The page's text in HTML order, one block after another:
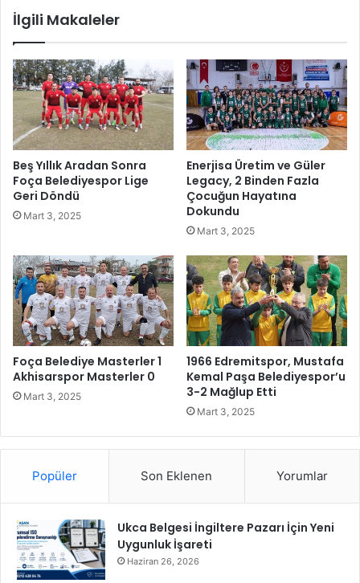
u
n
v
E
k
i
n
B
r
l
i
l
e
K
u
t
l
a
c
P
r
j
e
e
r
G
z
D
o
l
d
u
r
u
y
İlgili Makaleler
Beş Yıllık Aradan Sonra
Foça Belediyespor Lige
Geri Döndü
Mart 3, 2025
Enerjisa Üretim ve Güler
Legacy, 2 Binden Fazla
Çocuğun Hayatına
Dokundu
Mart 3, 2025
Foça Belediye Masterler 1
Akhisarspor Masterler 0
Mart 3, 2025
1966 Edremitspor, Mustafa
Kemal Paşa Belediyespor’u
3-2 Mağlup Etti
Mart 3, 2025
Popüler Son Eklenen Yorumlar
Ukca Belgesi İngiltere Pazarı İçin Yeni
Uygunluk İşareti
Haziran 26, 2026